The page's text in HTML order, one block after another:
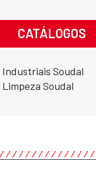
CATÁLOGOS
Industriais Soudal
Limpeza Soudal